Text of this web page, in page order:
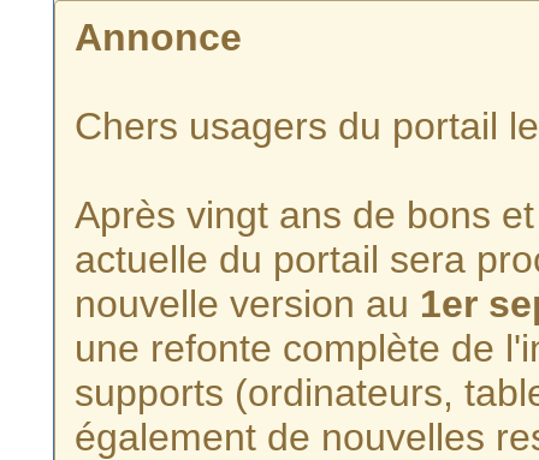
Annonce
Chers usagers du portail
Après vingt ans de bons
actuelle du portail sera
nouvelle version au 1er
une refonte complète de
supports (ordinateurs,
également de nouvelles